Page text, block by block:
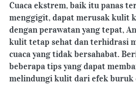
Cuaca ekstrem, baik itu panas
menggigit, dapat merusak kulit
dengan perawatan yang tepat,
kulit tetap sehat dan terhidrasi
cuaca yang tidak bersahabat.
beberapa tips yang dapat
melindungi kulit dari efek buruk